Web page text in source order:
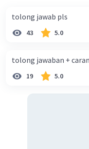
tolong jawab pls
43 5.0
tolong jawaban +
19 5.0